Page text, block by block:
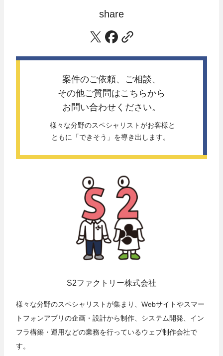
share
S2ファクトリー株式会社
様々な分野のスペシャリストが集まり、Webサイトやスマー
トフォンアプリの企画・設計から制作、システム開発、イン
フラ構築・運用などの業務を行っているウェブ制作会社で
す。
案件のご依頼、ご相談、
その他ご質問はこちらから
お問い合わせください。
様々な分野のスペシャリストがお客様と
ともに「できそう」を導き出します。